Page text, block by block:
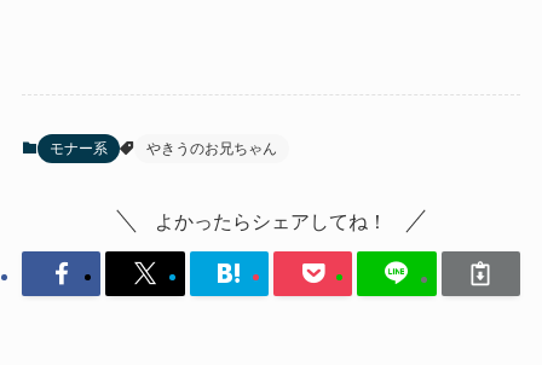
モナー系 やきうのお兄ちゃん
よかったらシェアしてね！